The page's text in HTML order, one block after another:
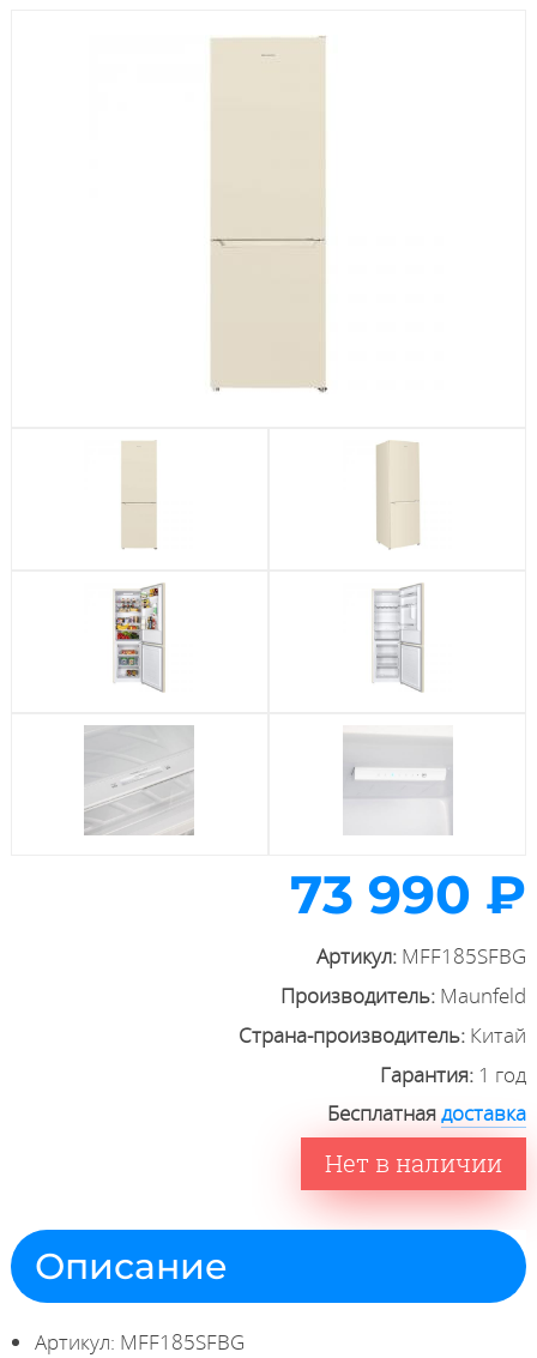
Стиральные машины
73 990 ₽
Артикул: MFF185SFBG
Производитель: Maunfeld
Страна-производитель: Китай
Гарантия: 1 год
Бесплатнаядоставка
Нет в наличии
Описание
Артикул: MFF185SFBG